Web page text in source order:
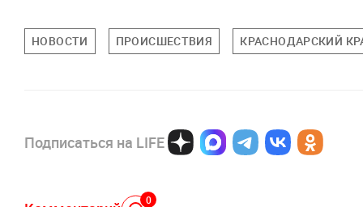
НОВОСТИ ПРОИСШЕСТВИЯ КРАСНОДАРСКИЙ
Подписаться на LIFE
0